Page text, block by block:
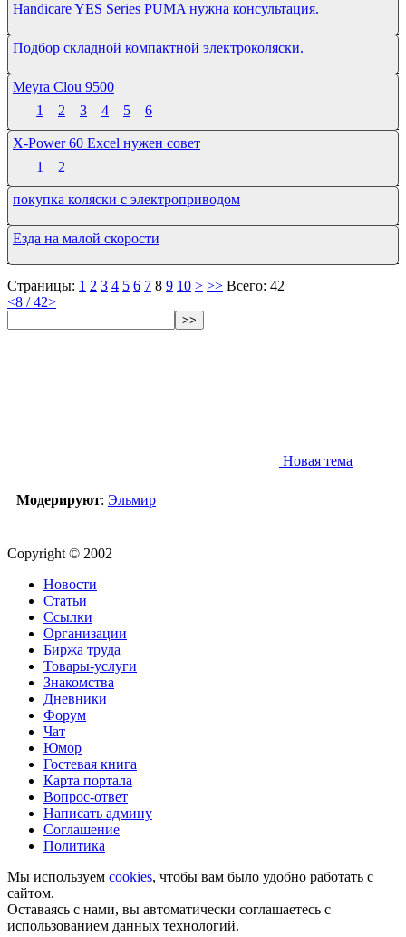
Handicare YES Series PUMA нужна консультация.
Подбор складной компактной электроколяски.
Meyra Clou 9500
1
2 3 4 5 6
X-Power 60 Excel нужен совет
1
2
покупка коляски с электроприводом
Езда на малой скорости
Страницы: 1 2 3 4 5 6 7 8 9 10 > >> Всего: 42
<8 / 42>
>>
Новая тема
Модерируют: Эльмир
Copyright © 2002
Новости
Статьи
Ссылки
Организации
Биржа труда
Товары-услуги
Знакомства
Дневники
Форум
Чат
Юмор
Гостевая книга
Карта портала
Вопрос-ответ
Написать админу
Соглашение
Политика
Мы используем cookies, чтобы вам было удобно работать с
сайтом.
Оставаясь с нами, вы автоматически соглашаетесь с
использованием данных технологий.